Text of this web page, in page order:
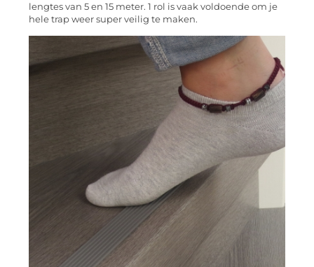
lengtes van 5 en 15 meter. 1 rol is vaak voldoende om je
hele trap weer super veilig te maken.